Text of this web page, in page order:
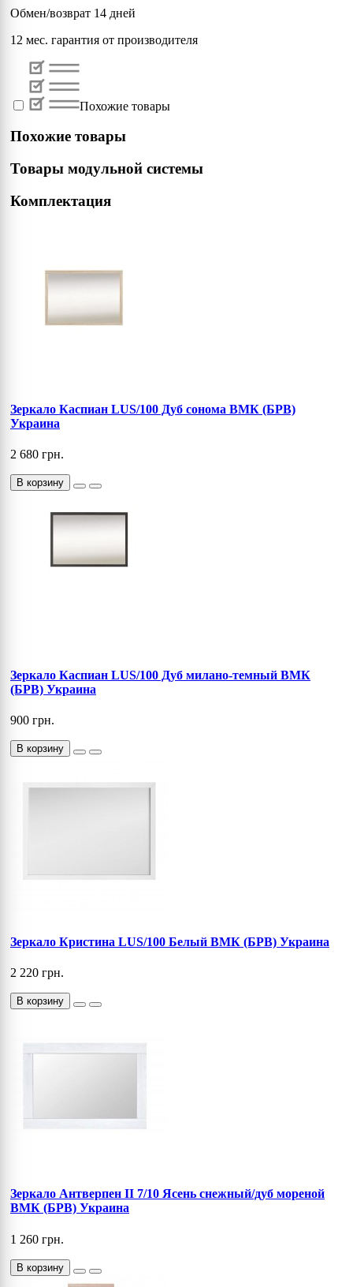
Обмен/возврат 14 дней
12 мес. гарантия от производителя
Похожие товары
Похожие товары
Товары модульной системы
Комплектация
Зеркало Каспиан LUS/100 Дуб сонома ВМК (БРВ)
Украина
2 680 грн.
В корзину
Зеркало Каспиан LUS/100 Дуб милано-темный ВМК
(БРВ) Украина
900 грн.
В корзину
Зеркало Кристина LUS/100 Белый ВМК (БРВ) Украина
2 220 грн.
В корзину
Зеркало Антверпен II 7/10 Ясень снежный/дуб мореной
ВМК (БРВ) Украина
1 260 грн.
В корзину